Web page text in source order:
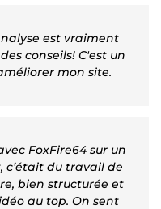
est vraiment
conseils! C'est un
mon site.
FoxFire64 sur un
du travail de
bien structurée et
au top. On sent